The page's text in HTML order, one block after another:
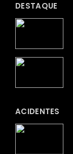
DESTAQUE
ACIDENTES